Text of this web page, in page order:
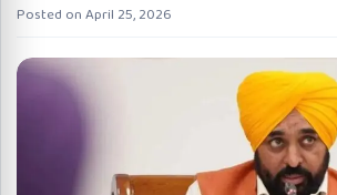
Posted onApril 25, 2026